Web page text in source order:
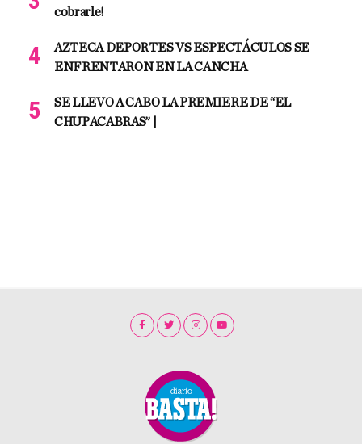
cobrarle!
AZTECA DEPORTES VS ESPECTÁCULOS SE
ENFRENTARON EN LA CANCHA
SE LLEVO A CABO LA PREMIERE DE “EL
CHUPACABRAS” |